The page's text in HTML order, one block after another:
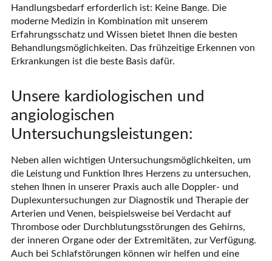
Handlungsbedarf erforderlich ist: Keine Bange. Die
moderne Medizin in Kombination mit unserem
Erfahrungsschatz und Wissen bietet Ihnen die besten
Behandlungsmöglichkeiten. Das frühzeitige Erkennen von
Erkrankungen ist die beste Basis dafür.
Unsere kardiologischen und
angiologischen
Untersuchungsleistungen:
Neben allen wichtigen Untersuchungsmöglichkeiten, um
die Leistung und Funktion Ihres Herzens zu untersuchen,
stehen Ihnen in unserer Praxis auch alle Doppler- und
Duplexuntersuchungen zur Diagnostik und Therapie der
Arterien und Venen, beispielsweise bei Verdacht auf
Thrombose oder Durchblutungsstörungen des Gehirns,
der inneren Organe oder der Extremitäten, zur Verfügung.
Auch bei Schlafstörungen können wir helfen und eine